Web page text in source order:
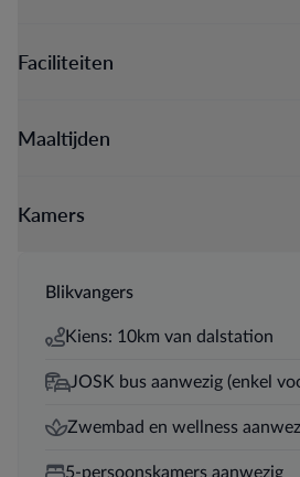
Faciliteiten
Maaltijden
Kamers
Blikvangers
Kiens: 10km van dalstation
JOSK bus aanwezig (enkel
Zwembad en wellness
5-persoonskamers aanwezig